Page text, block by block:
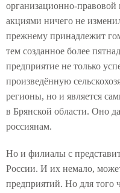
организационно-правовой
акциями ничего не
прежнему принадлежит
тем созданное более
предприятие не только
произведённую
регионы, но и является
в Брянской области. Оно
россиянам.
Но и филиалы с
России. И их немало,
предприятий. Но для того